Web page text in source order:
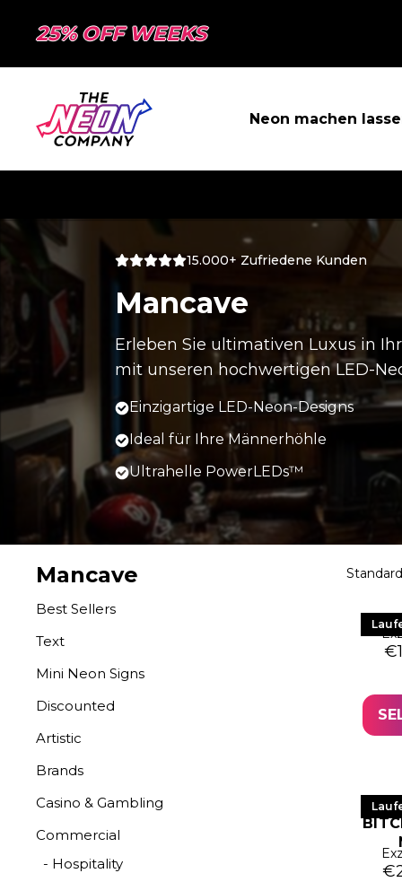
25% OFF WEEKS
Neon machen
15.000+ Zufriedene Kunden
Mancave
Erleben Sie ultimativen Luxus in
mit unseren hochwertigen LED-
Einzigartige LED-Neon-Designs
Ideal für Ihre Männerhöhle
Ultrahelle PowerLEDs™
Mancave
Best Sellers
Text
Mini Neon Signs
Discounted
Artistic
Brands
Casino & Gambling
Commercial
- Hospitality
€
€